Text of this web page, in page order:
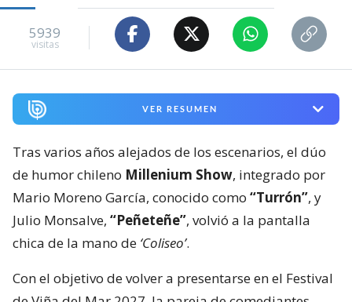
5939
visitas
VER RESUMEN
Tras varios años alejados de los escenarios, el dúo
de humor chileno Millenium Show, integrado por
Mario Moreno García, conocido como “Turrón”, y
Julio Monsalve, “Peñeteñe”, volvió a la pantalla
chica de la mano de ‘Coliseo’.
Con el objetivo de volver a presentarse en el Festival